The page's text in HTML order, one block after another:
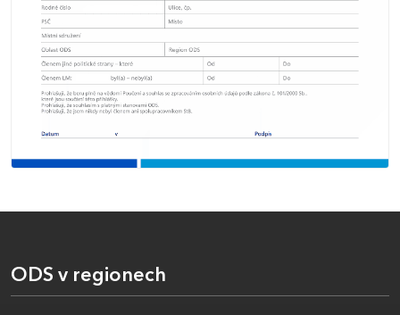
ODS v regionech